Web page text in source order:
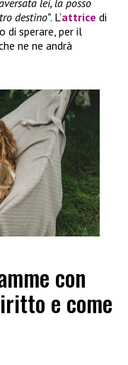
lei, la posso
destino”. L’attrice di
di sperare, per il
ne ne andrà
con
e come